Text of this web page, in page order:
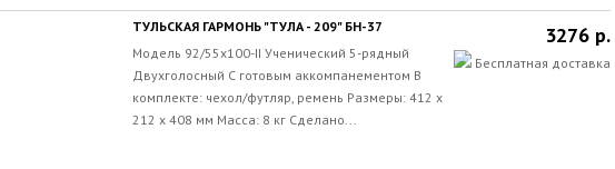
ТУЛЬСКАЯ ГАРМОНЬ "ТУЛА - 209" БН-37
Модель 92/55х100-II Ученический 5-рядный
Двухголосный С готовым аккомпанементом В
комплекте: чехол/футляр, ремень Размеры: 412 х
212 х 408 мм Масса: 8 кг Сделано...
3276 р.
Бесплатная доставка